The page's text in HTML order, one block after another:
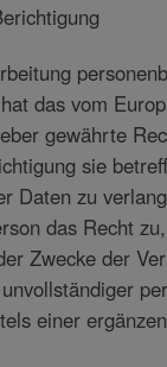
das vom
gewährte
sie
Daten zu
das Recht
Zwecke der
einer